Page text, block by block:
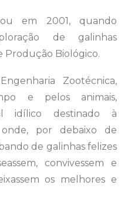
em 2001, quando
de galinhas
Produção Biológico.
Zootécnica,
e pelos animais,
idílico destinado à
por debaixo de
de galinhas felizes
convivessem e
os melhores e